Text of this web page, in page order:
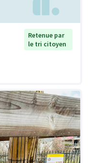
Retenue par
le tri citoyen